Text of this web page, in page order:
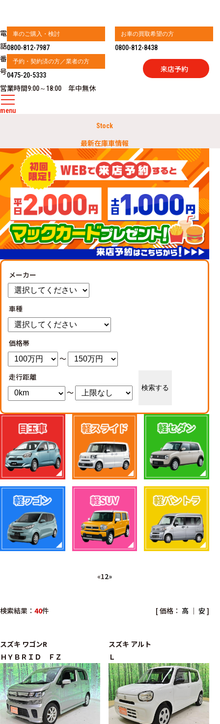
電
話
番
号
車のご購入・検討
0800-812-7987
お車の買取希望の方
0800-812-8438
予約・契約済の方／業者の方
0475-20-5333
営業時間9:00～18:00 年中無休
来店予約
menu
最新在庫車情報
Stock
メーカー
車種
価格帯
～
走行距離
～
検索する
«12»
検索結果： 40件 [ 価格： 高 ｜ 安]
スズキ ワゴンR
ＨＹＢＲＩＤ ＦＺ
スズキ アルト
Ｌ